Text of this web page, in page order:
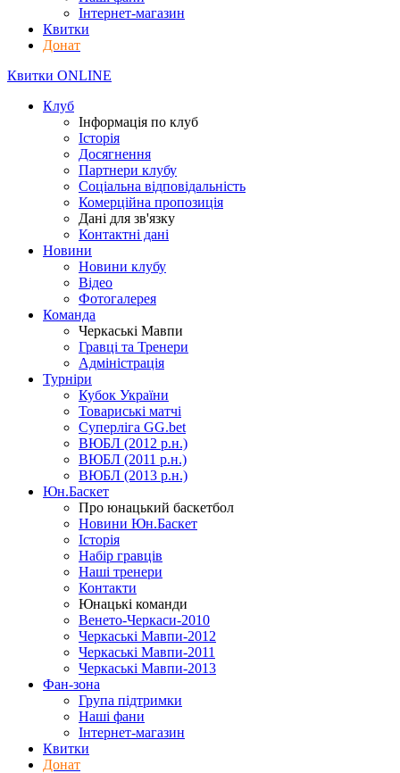
Інтернет-магазин
Квитки
Донат
Квитки ONLINE
Клуб
Інформація по клуб
Історія
Досягнення
Партнери клубу
Соціальна відповідальність
Комерційна пропозиція
Дані для зв'язку
Контактні дані
Новини
Новини клубу
Відео
Фотогалерея
Команда
Черкаські Мавпи
Гравці та Тренери
Адміністрація
Турніри
Кубок України
Товариські матчі
Суперліга GG.bet
ВЮБЛ (2012 р.н.)
ВЮБЛ (2011 р.н.)
ВЮБЛ (2013 р.н.)
Юн.Баскет
Про юнацький баскетбол
Новини Юн.Баскет
Історія
Набір гравців
Наші тренери
Контакти
Юнацькі команди
Венето-Черкаси-2010
Черкаські Мавпи-2012
Черкаські Мавпи-2011
Черкаські Мавпи-2013
Фан-зона
Група підтримки
Наші фани
Інтернет-магазин
Квитки
Донат